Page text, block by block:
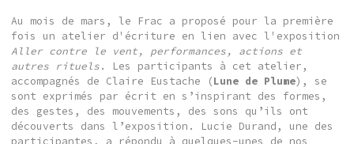
Au mois de mars, le Frac a proposé pour la première
fois un atelier d'écriture en lien avec l'exposition
Aller contre le vent, performances, actions et
autres rituels. Les participants à cet atelier,
accompagnés de Claire Eustache (Lune de Plume), se
sont exprimés par écrit en s’inspirant des formes,
des gestes, des mouvements, des sons qu’ils ont
découverts dans l’exposition. Lucie Durand, une des